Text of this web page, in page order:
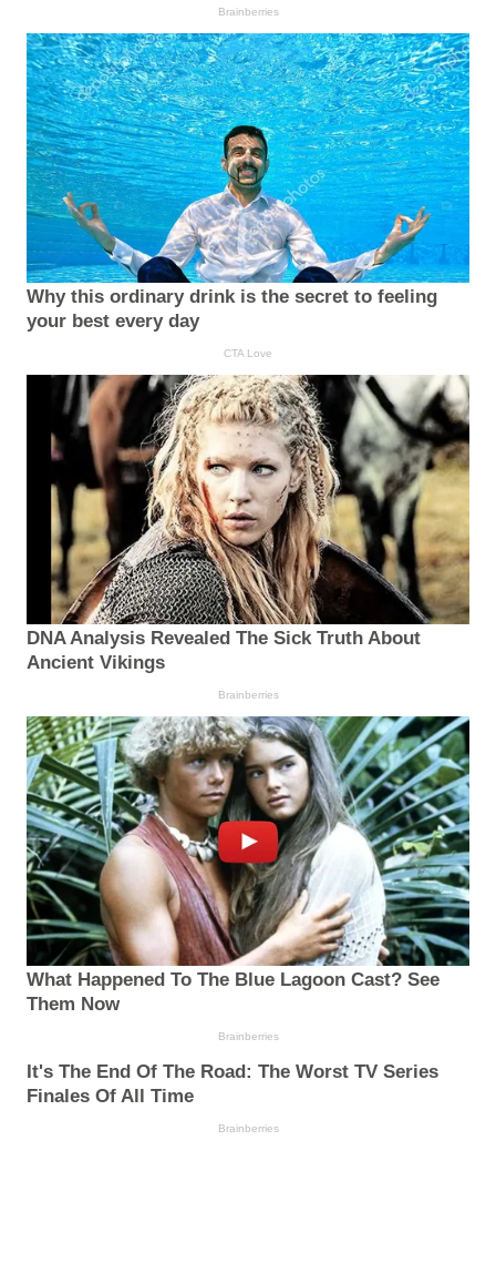
Brainberries
Why this ordinary drink is the secret to feeling
your best every day
CTA Love
DNA Analysis Revealed The Sick Truth About
Ancient Vikings
Brainberries
What Happened To The Blue Lagoon Cast? See
Them Now
Brainberries
It's The End Of The Road: The Worst TV Series
Finales Of All Time
Brainberries